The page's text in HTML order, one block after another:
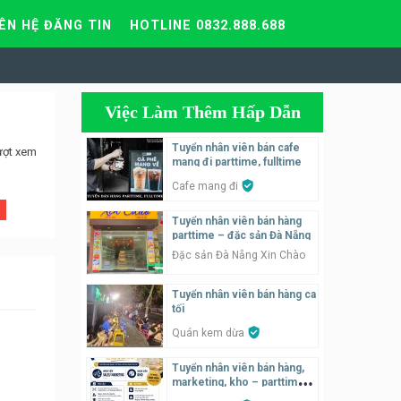
HỆ ĐĂNG TIN HOTLINE 0832.888.688
xem
Việc Làm Thêm Hấp Dẫn
Tuyển nhân viên bán cafe
mang đi parttime, fulltime
Cafe mang đi
Tuyển nhân viên bán hàng
parttime – đặc sản Đà Nẵng
Đặc sản Đà Nẵng Xin Chào
Tuyển nhân viên bán hàng ca
tối
Quán kem dừa
Tuyển nhân viên bán hàng,
marketing, kho – parttime,